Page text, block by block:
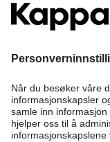
Bli medlem